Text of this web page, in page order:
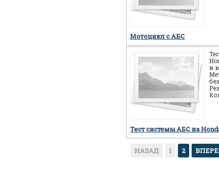
Мотоцикл c АБС
и
Тест системы АБС на
НАЗАД 1 2